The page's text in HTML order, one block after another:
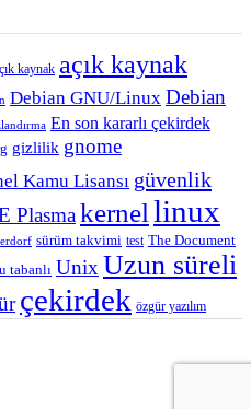
kaynak açık kaynak
Debian GNU/Linux Debian
En son kararlı çekirdek
gizlilik gnome
Kamu Lisansı güvenlik
Plasmakernel linux
sürüm takvimi test The Document
tabanlı Unix Uzun süreli
çekirdek özgür yazılım